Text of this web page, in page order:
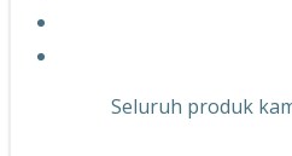
Seluruh produk